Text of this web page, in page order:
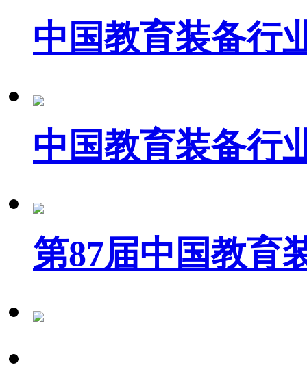
中国教育装备行
中国教育装备行
第87届中国教育